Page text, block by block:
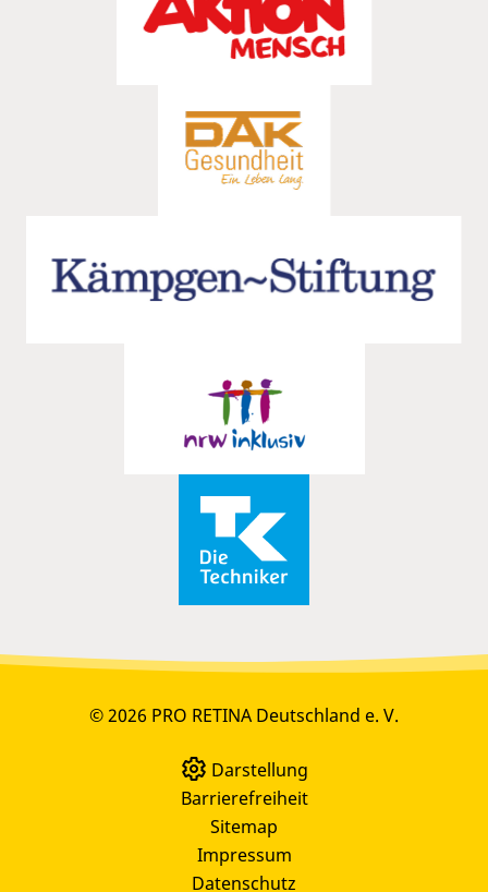
© 2026 PRO RETINA Deutschland e. V.
Darstellung
Barrierefreiheit
Sitemap
Impressum
Datenschutz